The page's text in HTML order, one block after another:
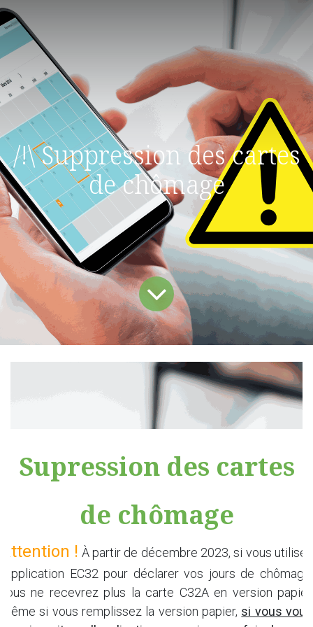
/!\ Suppression des cartes
de chômage
Supression des cartes
de chômage
Attention ! À partir de décembre 2023, si vous utilisez
l'application EC32 pour déclarer vos jours de chômage,
vous ne recevrez plus la carte C32A en version papier.
Même si vous remplissez la version papier, si vous vous